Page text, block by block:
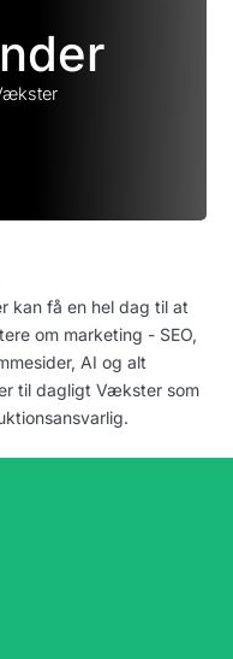
kan få en hel dag til at
om marketing - SEO,
AI og alt
til dagligt Vækster som